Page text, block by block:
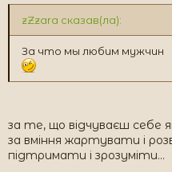
zZzara сказав(ла):
За что мы любим мужчин
за те, що відчуваєш себе
за вміння жартувати і
підтримати і зрозуміти...